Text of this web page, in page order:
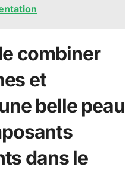
combiner
et
belle peau
dans le